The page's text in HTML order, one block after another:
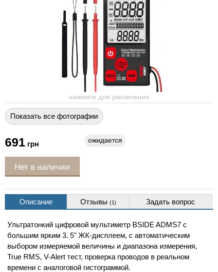
нажмите для увеличения
Показать все фотографии
691 грн ожидается
Нет в наличии
Описание Отзывы (1) Задать вопрос
Ультратонкий цифровой мультиметр BSIDE ADMS7 с
большим ярким 3. 5" ЖК-дисплеем, с автоматическим
выбором измеряемой величины и диапазона измерения,
True RMS, V-Alert тест, проверка проводов в реальном
времени с аналоговой гистограммой.